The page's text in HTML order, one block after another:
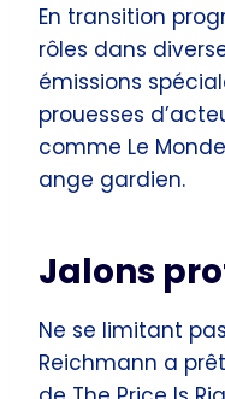
En transition
rôles dans
émissions
prouesses
comme Le
ange gardien.
Jalons
Ne se limitant
Reichmann a